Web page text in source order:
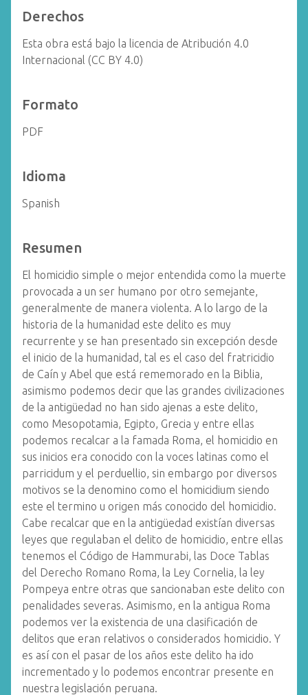
Derechos
Esta obra está bajo la licencia de Atribución 4.0
Internacional (CC BY 4.0)
Formato
PDF
Idioma
Spanish
Resumen
El homicidio simple o mejor entendida como la muerte
provocada a un ser humano por otro semejante,
generalmente de manera violenta. A lo largo de la
historia de la humanidad este delito es muy
recurrente y se han presentado sin excepción desde
el inicio de la humanidad, tal es el caso del fratricidio
de Caín y Abel que está rememorado en la Biblia,
asimismo podemos decir que las grandes civilizaciones
de la antigüedad no han sido ajenas a este delito,
como Mesopotamia, Egipto, Grecia y entre ellas
podemos recalcar a la famada Roma, el homicidio en
sus inicios era conocido con la voces latinas como el
parricidum y el perduellio, sin embargo por diversos
motivos se la denomino como el homicidium siendo
este el termino u origen más conocido del homicidio.
Cabe recalcar que en la antigüedad existían diversas
leyes que regulaban el delito de homicidio, entre ellas
tenemos el Código de Hammurabi, las Doce Tablas
del Derecho Romano Roma, la Ley Cornelia, la ley
Pompeya entre otras que sancionaban este delito con
penalidades severas. Asimismo, en la antigua Roma
podemos ver la existencia de una clasificación de
delitos que eran relativos o considerados homicidio. Y
es así con el pasar de los años este delito ha ido
incrementado y lo podemos encontrar presente en
nuestra legislación peruana.